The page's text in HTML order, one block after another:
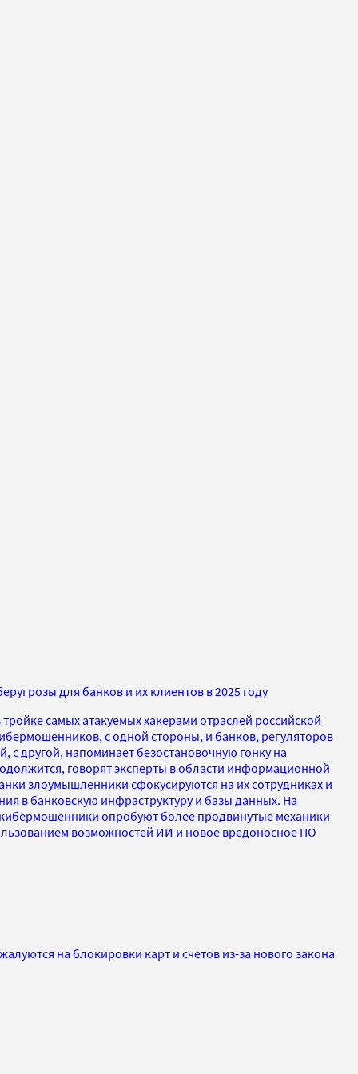
для банков и их клиентов в 2025 году
самых атакуемых хакерами отраслей российской
с одной стороны, и банков, регуляторов
другой, напоминает безостановочную гонку на
говорят эксперты в области информационной
злоумышленники сфокусируются на их сотрудниках и
в банковскую инфраструктуру и базы данных. На
опробуют более продвинутые механики
возможностей ИИ и новое вредоносное ПО
на блокировки карт и счетов из-за нового закона